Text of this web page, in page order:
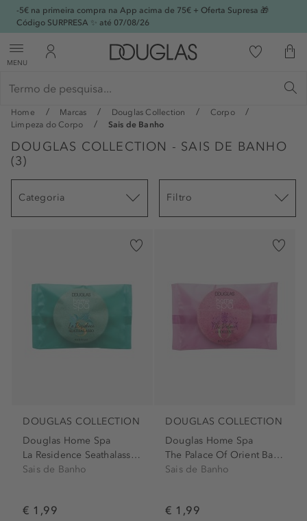
-5€ na primeira compra na App acima de 75€ + Oferta Supresa 🎁
Código SURPRESA ✨ até 07/08/26
MENU
Home Marcas Douglas Collection
Corpo
Limpeza do Corpo
Sais de Banho
DOUGLAS COLLECTION - SAIS DE BANHO
(3)
Categoria Filtro
DOUGLAS COLLECTION
Douglas Home Spa
La Residence Seathalasso...
Sais de Banho
€ 1,99
DOUGLAS COLLECTION
Douglas Home Spa
The Palace Of Orient Bath...
Sais de Banho
€ 1,99